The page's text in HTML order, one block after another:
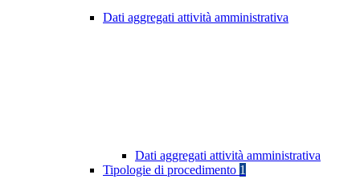
Dati aggregati attività amministrativa
Dati aggregati attività amministrativa
Tipologie di procedimento 1